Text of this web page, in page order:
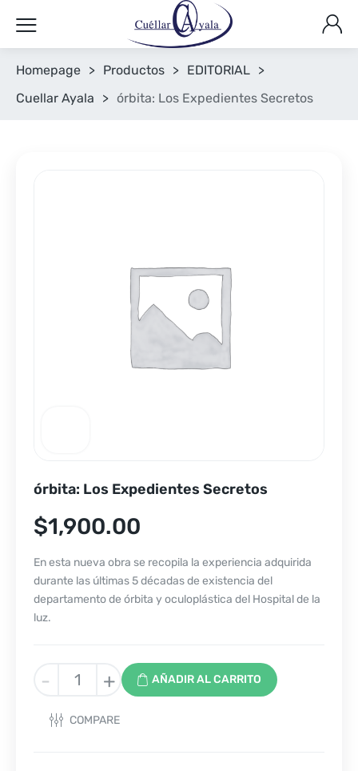
Homepage > Productos > EDITORIAL >
Cuellar Ayala
> órbita: Los Expedientes Secretos
órbita: Los Expedientes Secretos
$1,900.00
En esta nueva obra se recopila la experiencia adquirida
durante las últimas 5 décadas de existencia del
departamento de órbita y oculoplástica del Hospital de la
luz.
-
órbita:
Expedientes
Secretos
+ AÑADIR AL CARRITO
COMPARE